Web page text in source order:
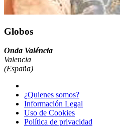
Globos
Onda Valéncia
Valencia
(España)
¿Quienes somos?
Información Legal
Uso de Cookies
Política de privacidad